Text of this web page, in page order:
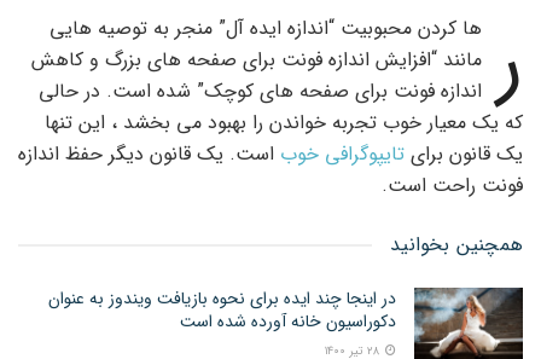
ر
ها کردن محبوبیت “اندازه ایده آل” منجر به توصیه هایی
مانند “افزایش اندازه فونت برای صفحه های بزرگ و کاهش
اندازه فونت برای صفحه های کوچک” شده است. در حالی
که یک معیار خوب تجربه خواندن را بهبود می بخشد ، این تنها
یک قانون برای تایپوگرافی خوب است. یک قانون دیگر حفظ اندازه
فونت راحت است.
همچنین بخوانید
در اینجا چند ایده برای نحوه بازیافت ویندوز به عنوان
دکوراسیون خانه آورده شده است